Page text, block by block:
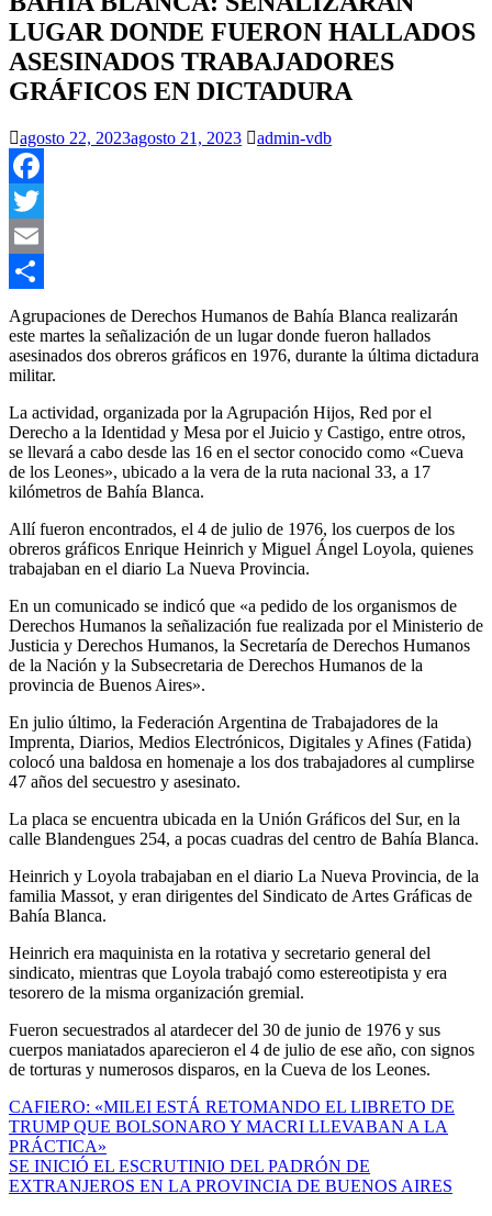
LUGAR DONDE FUERON HALLADOS
ASESINADOS TRABAJADORES
GRÁFICOS EN DICTADURA
agosto 22, 2023agosto 21, 2023 admin-vdb
Facebook
Twitter
Email
Compartir
Agrupaciones de Derechos Humanos de Bahía Blanca realizarán
este martes la señalización de un lugar donde fueron hallados
asesinados dos obreros gráficos en 1976, durante la última dictadura
militar.
La actividad, organizada por la Agrupación Hijos, Red por el
Derecho a la Identidad y Mesa por el Juicio y Castigo, entre otros,
se llevará a cabo desde las 16 en el sector conocido como «Cueva
de los Leones», ubicado a la vera de la ruta nacional 33, a 17
kilómetros de Bahía Blanca.
Allí fueron encontrados, el 4 de julio de 1976, los cuerpos de los
obreros gráficos Enrique Heinrich y Miguel Ángel Loyola, quienes
trabajaban en el diario La Nueva Provincia.
En un comunicado se indicó que «a pedido de los organismos de
Derechos Humanos la señalización fue realizada por el Ministerio de
Justicia y Derechos Humanos, la Secretaría de Derechos Humanos
de la Nación y la Subsecretaria de Derechos Humanos de la
provincia de Buenos Aires».
En julio último, la Federación Argentina de Trabajadores de la
Imprenta, Diarios, Medios Electrónicos, Digitales y Afines (Fatida)
colocó una baldosa en homenaje a los dos trabajadores al cumplirse
47 años del secuestro y asesinato.
La placa se encuentra ubicada en la Unión Gráficos del Sur, en la
calle Blandengues 254, a pocas cuadras del centro de Bahía Blanca.
Heinrich y Loyola trabajaban en el diario La Nueva Provincia, de la
familia Massot, y eran dirigentes del Sindicato de Artes Gráficas de
Bahía Blanca.
Heinrich era maquinista en la rotativa y secretario general del
sindicato, mientras que Loyola trabajó como estereotipista y era
tesorero de la misma organización gremial.
Fueron secuestrados al atardecer del 30 de junio de 1976 y sus
cuerpos maniatados aparecieron el 4 de julio de ese año, con signos
de torturas y numerosos disparos, en la Cueva de los Leones.
Navegación
de
entradas
CAFIERO: «MILEI ESTÁ RETOMANDO EL LIBRETO DE
TRUMP QUE BOLSONARO Y MACRI LLEVABAN A LA
PRÁCTICA»
SE INICIÓ EL ESCRUTINIO DEL PADRÓN DE
EXTRANJEROS EN LA PROVINCIA DE BUENOS AIRES